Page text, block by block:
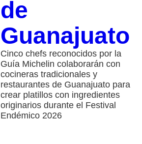
de
Guanajuato
Cinco chefs reconocidos por la
Guía Michelin colaborarán con
cocineras tradicionales y
restaurantes de Guanajuato para
crear platillos con ingredientes
originarios durante el Festival
Endémico 2026